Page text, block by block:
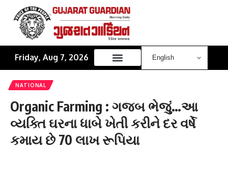
Friday, Aug 7, 2026
NATIONAL
Organic Farming : ગજબ ભેજું…આ
વ્યક્તિ ઘરના ધાબે ખેતી કરીને દર વર્ષે
કમાય છે 70 લાખ રૂપિયા